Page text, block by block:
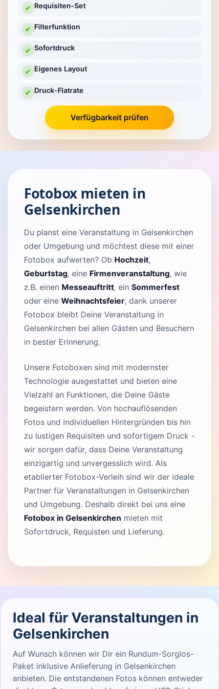
✔ Requisiten-Set
✔ Filterfunktion
✔ Sofortdruck
✔ Eigenes Layout
✔ Druck-Flatrate
Verfügbarkeit prüfen
Fotobox mieten in
Gelsenkirchen
Du planst eine Veranstaltung in Gelsenkirchen
oder Umgebung und möchtest diese mit einer
Fotobox aufwerten? Ob Hochzeit,
Geburtstag, eine Firmenveranstaltung, wie
z.B. einen Messeauftritt, ein Sommerfest
oder eine Weihnachtsfeier, dank unserer
Fotobox bleibt Deine Veranstaltung in
Gelsenkirchen bei allen Gästen und Besuchern
in bester Erinnerung.
Unsere Fotoboxen sind mit modernster
Technologie ausgestattet und bieten eine
Vielzahl an Funktionen, die Deine Gäste
begeistern werden. Von hochauflösenden
Fotos und individuellen Hintergründen bis hin
zu lustigen Requisiten und sofortigem Druck -
wir sorgen dafür, dass Deine Veranstaltung
einzigartig und unvergesslich wird. Als
etablierter Fotobox-Verleih sind wir der ideale
Partner für Veranstaltungen in Gelsenkirchen
und Umgebung. Deshalb direkt bei uns eine
Fotobox in Gelsenkirchen mieten mit
Sofortdruck, Requisten und Lieferung.
Ideal für Veranstaltungen in
Gelsenkirchen
Auf Wunsch können wir Dir ein Rundum-Sorglos-
Paket inklusive Anlieferung in Gelsenkirchen
anbieten. Die entstandenen Fotos können entweder